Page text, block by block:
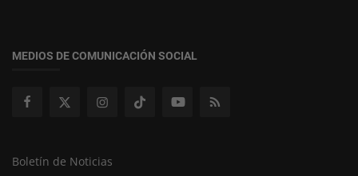
MEDIOS DE COMUNICACIÓN SOCIAL
Boletín de Noticias